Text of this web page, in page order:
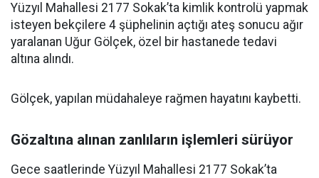
Yüzyıl Mahallesi 2177 Sokak’ta kimlik kontrolü yapmak
isteyen bekçilere 4 şüphelinin açtığı ateş sonucu ağır
yaralanan Uğur Gölçek, özel bir hastanede tedavi
altına alındı.
Gölçek, yapılan müdahaleye rağmen hayatını kaybetti.
Gözaltına alınan zanlıların işlemleri sürüyor
Gece saatlerinde Yüzyıl Mahallesi 2177 Sokak’ta